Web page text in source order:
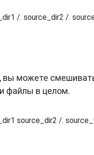
/. source_dir2 /.
вы можете
файлы в целом.
source_dir2 /.